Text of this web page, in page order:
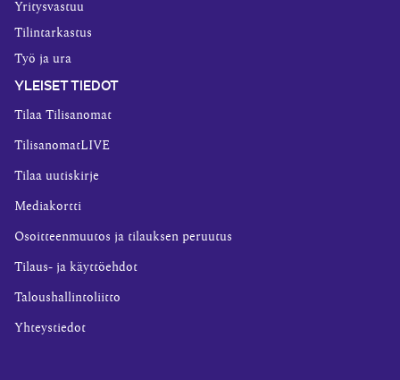
Yritysvastuu
Tilintarkastus
Työ ja ura
YLEISET TIEDOT
Tilaa Tilisanomat
TilisanomatLIVE
Tilaa uutiskirje
Mediakortti
Osoitteenmuutos ja tilauksen peruutus
Tilaus- ja käyttöehdot
Taloushallintoliitto
Yhteystiedot